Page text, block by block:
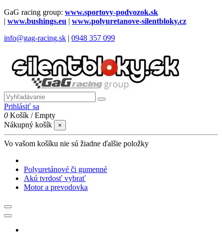
GaG racing group: www.sportovy-podvozok.sk
| www.bushings.eu | www.polyuretanove-silentbloky.cz
info@gag-racing.sk | 0948 357 099
Prihlásiť sa
0 Košík /Empty
Nákupný košík
×
Vo vašom košíku nie sú žiadne ďalšie položky
Polyuretánové či gumenné
Akú tvrdosť vybrať
Motor a prevodovka